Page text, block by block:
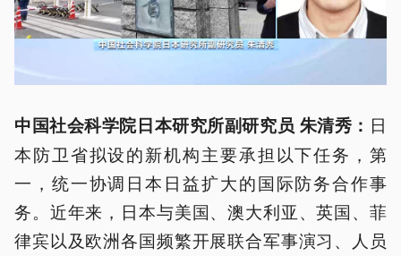
中国社会科学院日本研究所副研究员 朱清秀： 日
本防卫省拟设的新机构主要承担以下任务，第
一，统一协调日本日益扩大的国际防务合作事
务。近年来，日本与美国、澳大利亚、英国、菲
律宾以及欧洲各国频繁开展联合军事演习、人员